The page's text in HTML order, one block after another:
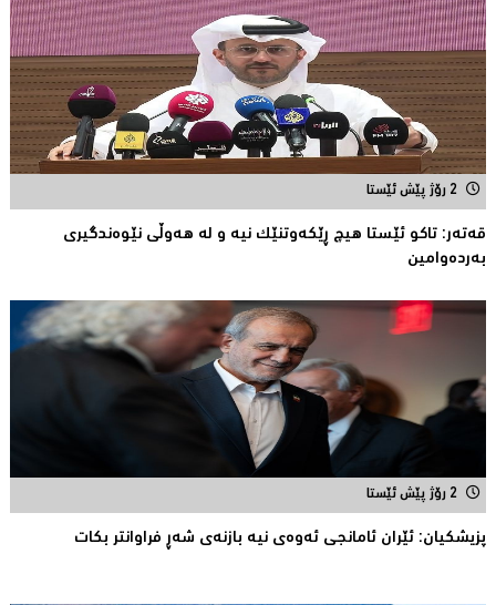
2 رۆژ پێش ئێستا
قەتەر: تاکو ئێستا هیچ ڕێکەوتنێک نیە و لە هەوڵى نێوەندگیرى
بەردەوامین
2 رۆژ پێش ئێستا
پزیشكیان: ئێران ئامانجی ئه‌وه‌ی نیه‌ بازنه‌ی شه‌ڕ فراوانتر بكات